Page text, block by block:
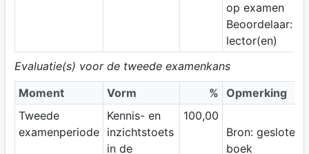
op examen
Beoordelaar:
lector(en)
Evaluatie(s) voor de tweede examenkans
Moment
Vorm % Opmerking
Tweede
examenperiode
Kennis- en
inzichtstoets
in de
100,00
Bron: gesloten
boek